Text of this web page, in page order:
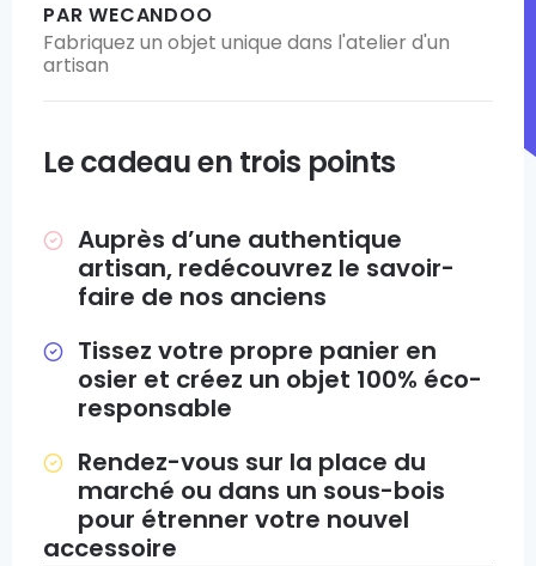
PAR WECANDOO
Fabriquez un objet unique dans l'atelier d'un
artisan
Le cadeau en trois points
Auprès d’une authentique
artisan, redécouvrez le savoir-
faire de nos anciens
Tissez votre propre panier en
osier et créez un objet 100% éco-
responsable
Rendez-vous sur la place du
marché ou dans un sous-bois
pour étrenner votre nouvel
accessoire